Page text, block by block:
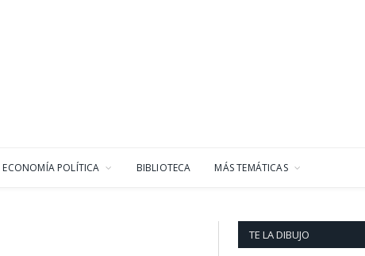
ECONOMÍA POLÍTICA BIBLIOTECA MÁS TEMÁTICAS
TE LA DIBUJO